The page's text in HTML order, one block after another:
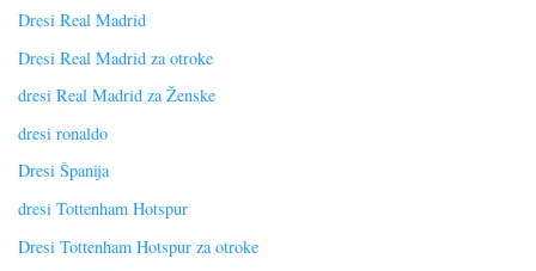
Dresi Real Madrid
Dresi Real Madrid za otroke
dresi Real Madrid za Ženske
dresi ronaldo
Dresi Španija
dresi Tottenham Hotspur
Dresi Tottenham Hotspur za otroke